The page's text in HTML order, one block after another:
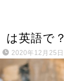
は英語で？
2020年12月25日